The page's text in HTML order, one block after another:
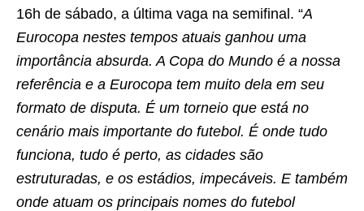
16h de sábado, a última vaga na semifinal. “A
Eurocopa nestes tempos atuais ganhou uma
importância absurda. A Copa do Mundo é a nossa
referência e a Eurocopa tem muito dela em seu
formato de disputa. É um torneio que está no
cenário mais importante do futebol. É onde tudo
funciona, tudo é perto, as cidades são
estruturadas, e os estádios, impecáveis. E também
onde atuam os principais nomes do futebol